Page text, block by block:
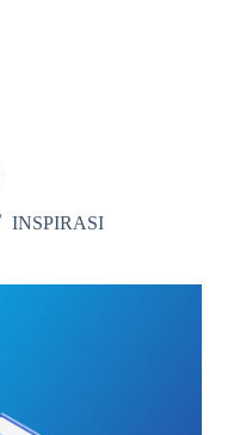
INSPIRASI